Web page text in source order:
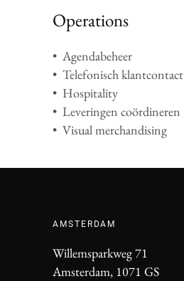
Operations
• Agendabeheer
• Telefonisch klantcontact
• Hospitality
• Leveringen coördineren
• Visual merchandising
AMSTERDAM
Willemsparkweg 71
Amsterdam, 1071 GS